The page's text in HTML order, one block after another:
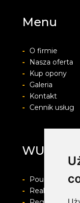
Menu
-
O firmie
-
Nasza oferta
-
Kup opony
-
Galeria
-
Kontakt
-
Cennik usług
WULKAN
-
Pouczenie o
-
Realizacja